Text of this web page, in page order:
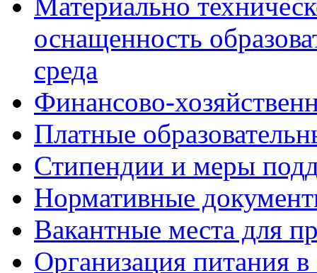
Материально
оснащенность
среда
Финансово-
Платные
Стипендии и меры
Нормативные
Вакантные места для
Организация питания в